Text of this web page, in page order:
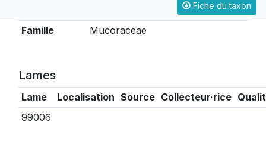
Fiche du taxon
Famille Mucoraceae
Lames
Lame Localisation Source Collecteur·rice
99006